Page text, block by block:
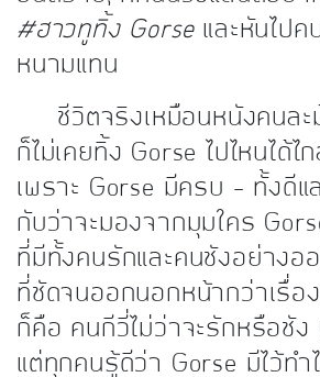
#ฮาวทูทิ้ง Gorseและหันไปค
หนามแทน
ชีวิตจริงเหมือนหนังคนละ
ก็ไม่เคยทิ้ง Gorse ไปไหนได้
เพราะ Gorse มีครบ – ทั้งดีแ
กับว่าจะมองจากมุมใคร
ที่มีทั้งคนรักและคนชังอย่างอ
ที่ชัดจนออกนอกหน้ากว่าเรื่อ
ก็คือ คนกีวี่ไม่ว่าจะรักหรือชัง
แต่ทุกคนรู้ดีว่า Gorse มีไว้ทำ